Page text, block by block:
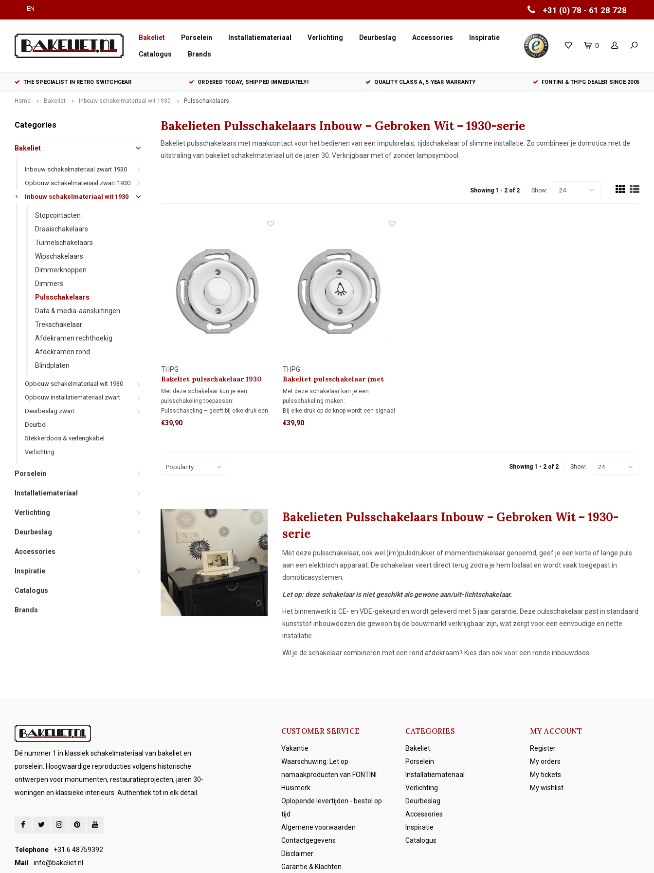
+31 (0) 78 - 61 28 728
EN
Bakeliet Porselein Installatiemateriaal Verlichting Deurbeslag Accessories Inspiratie
Catalogus Brands
0
THE SPECIALIST IN RETRO SWITCHGEAR ORDERED TODAY, SHIPPED IMMEDIATELY! QUALITY CLASS A, 5 YEAR WARRANTY FONTINI & THPG DEALER SINCE 2005
Home Bakeliet Inbouw schakelmateriaal wit 1930 Pulsschakelaars
Categories
Bakeliet
Inbouw schakelmateriaal zwart 1930
Opbouw schakelmateriaal zwart 1930
Inbouw schakelmateriaal wit 1930
Stopcontacten
Draaischakelaars
Tuimelschakelaars
Wipschakelaars
Dimmerknoppen
Dimmers
Pulsschakelaars
Data & media-aansluitingen
Trekschakelaar
Afdekramen rechthoekig
Afdekramen rond
Blindplaten
Opbouw schakelmateriaal wit 1930
Opbouw installatiemateriaal zwart
Deurbeslag zwart
Deurbel
Stekkerdoos & verlengkabel
Verlichting
Porselein
Installatiemateriaal
Verlichting
Deurbeslag
Accessories
Inspiratie
Catalogus
Brands
Bakelieten Pulsschakelaars Inbouw – Gebroken Wit – 1930-serie
Bakeliet pulsschakelaars met maakcontact voor het bedienen van een impulsrelais, tijdschakelaar of slimme installatie. Zo combineer je domotica met de
uitstraling van bakeliet schakelmateriaal uit de jaren 30. Verkrijgbaar met of zonder lampsymbool.
Showing 1 - 2 of 2 Show: 24
THPG
Bakeliet pulsschakelaar 1930
Met deze schakelaar kun je een
pulsschakeling toepassen:
Pulsschakeling – geeft bij elke druk een
schakelpuls waarmee een impulsrelais of
€39,90
THPG
Bakeliet pulsschakelaar (met
lampsymbool)
Met deze schakelaar kan je een
pulsschakeling maken:
Bij elke druk op de knop wordt een signaal
(puls) gestuurd naar bijvoorbeeld een
€39,90
Popularity Showing 1 - 2 of 2 Show: 24
Bakelieten Pulsschakelaars Inbouw – Gebroken Wit – 1930-
serie
Met deze pulsschakelaar, ook wel (im)pulsdrukker of momentschakelaar genoemd, geef je een korte of lange puls
aan een elektrisch apparaat. De schakelaar veert direct terug zodra je hem loslaat en wordt vaak toegepast in
domoticasystemen.
Let op: deze schakelaar is niet geschikt als gewone aan/uit-lichtschakelaar.
Het binnenwerk is CE- en VDE-gekeurd en wordt geleverd met 5 jaar garantie. Deze pulsschakelaar past in standaard
kunststof inbouwdozen die gewoon bij de bouwmarkt verkrijgbaar zijn, wat zorgt voor een eenvoudige en nette
installatie.
Wil je de schakelaar combineren met een rond afdekraam? Kies dan ook voor een ronde inbouwdoos.
Dé nummer 1 in klassiek schakelmateriaal van bakeliet en
porselein. Hoogwaardige reproducties volgens historische
ontwerpen voor monumenten, restauratieprojecten, jaren 30-
woningen en klassieke interieurs. Authentiek tot in elk detail.
Telephone
+31 6 48759392
Mail
info@bakeliet.nl
CUSTOMER SERVICE
Vakantie
Waarschuwing: Let op
namaakproducten van FONTINI
Huismerk
Oplopende levertijden - bestel op
tijd
Algemene voorwaarden
Contactgegevens
Disclaimer
Garantie & Klachten
CATEGORIES
Bakeliet
Porselein
Installatiemateriaal
Verlichting
Deurbeslag
Accessories
Inspiratie
Catalogus
MY ACCOUNT
Register
My orders
My tickets
My wishlist